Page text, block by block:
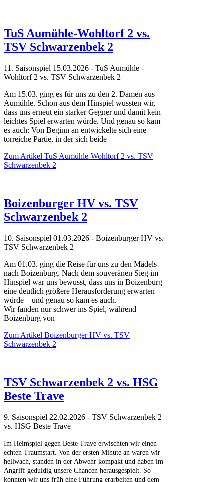
TuS Aumühle-Wohltorf 2 vs.
TSV Schwarzenbek 2
11. Saisonspiel 15.03.2026 - TuS Aumühle -
Wohltorf 2 vs. TSV Schwarzenbek 2
Am 15.03. ging es für uns zu den 2. Damen aus
Aumühle. Schon aus dem Hinspiel wussten wir,
dass uns erneut ein starker Gegner und damit kein
leichtes Spiel erwarten würde. Und genau so kam
es auch: Von Beginn an entwickelte sich eine
torreiche Partie, in der sich beide
Zum Artikel TuS Aumühle-Wohltorf 2 vs. TSV
Schwarzenbek 2
Boizenburger HV vs. TSV
Schwarzenbek 2
10. Saisonspiel 01.03.2026 - Boizenburger HV vs.
TSV Schwarzenbek 2
Am 01.03. ging die Reise für uns zu den Mädels
nach Boizenburg. Nach dem souveränen Sieg im
Hinspiel war uns bewusst, dass uns in Boizenburg
eine deutlich größere Herausforderung erwarten
würde – und genau so kam es auch.
Wir fanden nur schwer ins Spiel, während
Boizenburg von
Zum Artikel Boizenburger HV vs. TSV
Schwarzenbek 2
TSV Schwarzenbek 2 vs. HSG
Beste Trave
9. Saisonspiel 22.02.2026 - TSV Schwarzenbek 2
vs. HSG Beste Trave
Im Heimspiel gegen Beste Trave erwischten wir einen
echten Traumstart. Von der ersten Minute an waren wir
hellwach, standen in der Abwehr kompakt und haben im
Angriff geduldig unsere Chancen herausgespielt. So
konnten wir uns früh eine Führung erarbeiten und dem